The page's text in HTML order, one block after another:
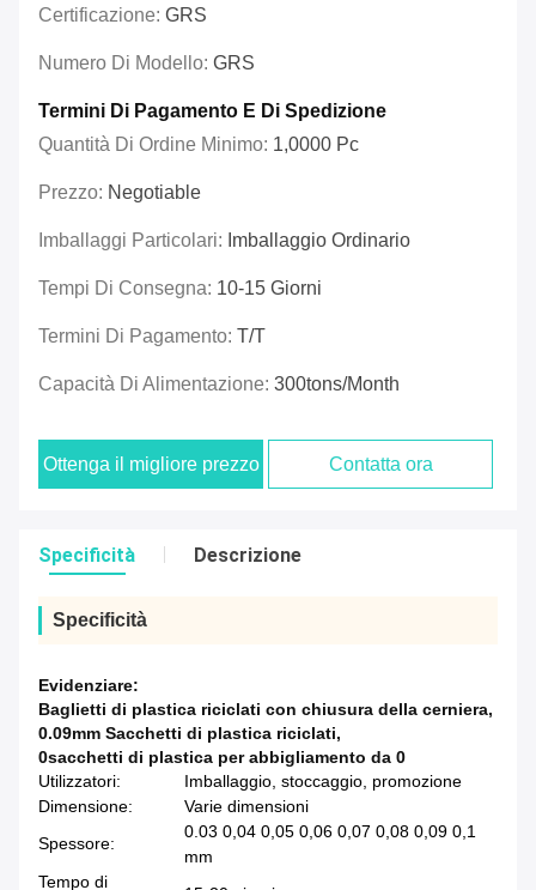
Certificazione: GRS
Numero Di Modello: GRS
Termini Di Pagamento E Di Spedizione
Quantità Di Ordine Minimo: 1,0000 Pc
Prezzo: Negotiable
Imballaggi Particolari: Imballaggio Ordinario
Tempi Di Consegna: 10-15 Giorni
Termini Di Pagamento: T/T
Capacità Di Alimentazione: 300tons/Month
Ottenga il migliore prezzo Contatta ora
Specificità Descrizione
Specificità
Evidenziare:
Baglietti di plastica riciclati con chiusura della cerniera,
0.09mm Sacchetti di plastica riciclati,
0sacchetti di plastica per abbigliamento da 0
Utilizzatori:
Imballaggio, stoccaggio, promozione
Dimensione:
Varie dimensioni
Spessore:
0.03 0,04 0,05 0,06 0,07 0,08 0,09 0,1
mm
Tempo di